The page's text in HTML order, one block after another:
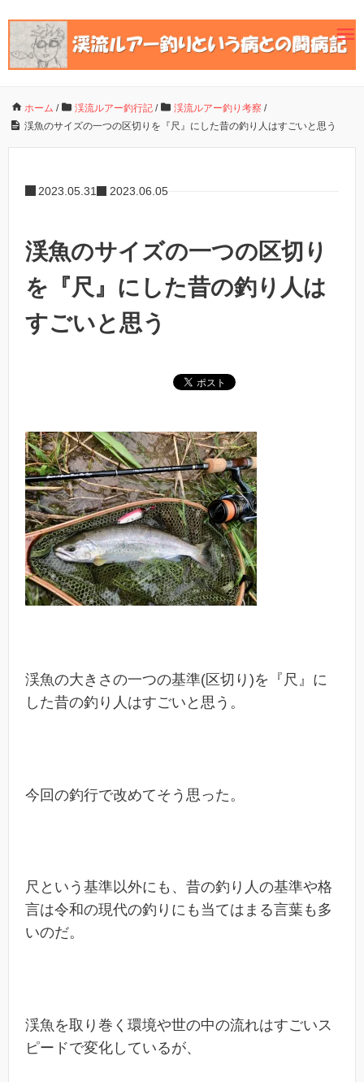
ホーム / 渓流ルアー釣行記 / 渓流ルアー釣り考察 /
渓魚のサイズの一つの区切りを『尺』にした昔の釣り人はすごいと思う
2023.05.31 2023.06.05
渓魚のサイズの一つの区切り
を『尺』にした昔の釣り人は
すごいと思う
渓魚の大きさの一つの基準(区切り)を『尺』に
した昔の釣り人はすごいと思う。
今回の釣行で改めてそう思った。
尺という基準以外にも、昔の釣り人の基準や格
言は令和の現代の釣りにも当てはまる言葉も多
いのだ。
渓魚を取り巻く環境や世の中の流れはすごいス
ピードで変化しているが、